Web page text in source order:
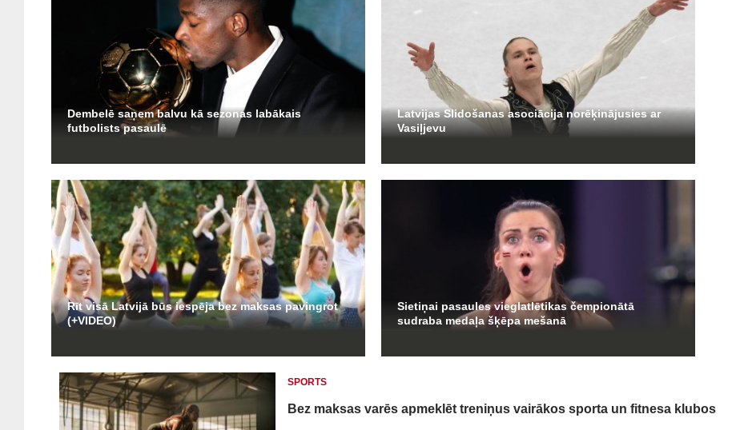
Dembelē saņem balvu kā sezonas labākais
futbolists pasaulē
Latvijas Slidošanas asociācija norēķinājusies ar
Vasiļjevu
Rīt visā Latvijā būs iespēja bez maksas pavingrot
(+VIDEO)
Sietiņai pasaules vieglatlētikas čempionātā
sudraba medaļa šķēpa mešanā
SPORTS
Bez maksas varēs apmeklēt treniņus vairākos sporta un fitnesa klubos